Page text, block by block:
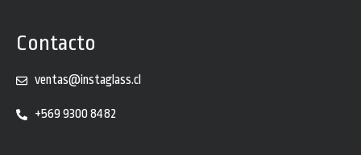
Contacto
ventas@instaglass.cl
+569 9300 8482